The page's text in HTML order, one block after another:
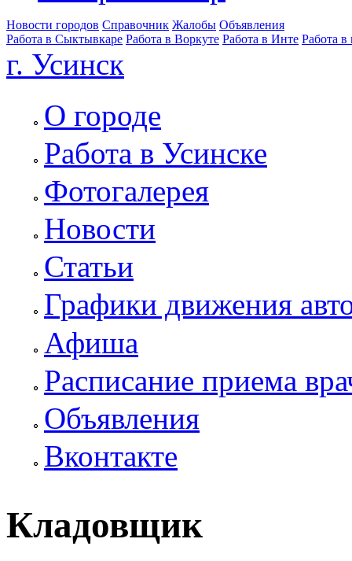
Новости городов Справочник Жалобы Объявления
Работа в Сыктывкаре Работа в Воркуте Работа в Инте Работа в
г. Усинск
О городе
Работа в Усинске
Фотогалерея
Новости
Статьи
Графики движения
Афиша
Расписание приема
Объявления
Вконтакте
Кладовщик